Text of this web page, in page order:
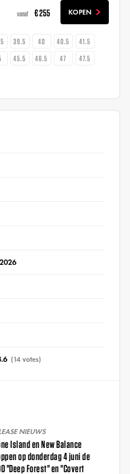
vanaf € 255 KOPEN
39.5 40 40.5
41.5
45.5 46.5 47
47.5
(14 votes)
NIEUWS
Island en New Balance
op donderdag 4 juni de
"Deep Forest" en "Covert